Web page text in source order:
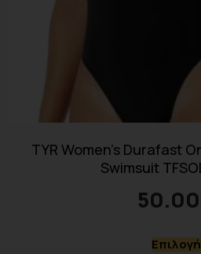
TYR Women’s Durafast
Swimsuit
50.00
Επιλογή